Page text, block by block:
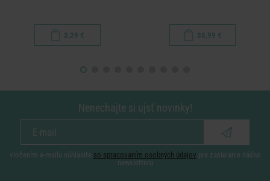
3,29 € 35,99 €
Nenechajte si ujsť novinky!
vložením e-mailu súhlasíte so spracovaním osobných údajov pre zasielanie nášho
newsletteru